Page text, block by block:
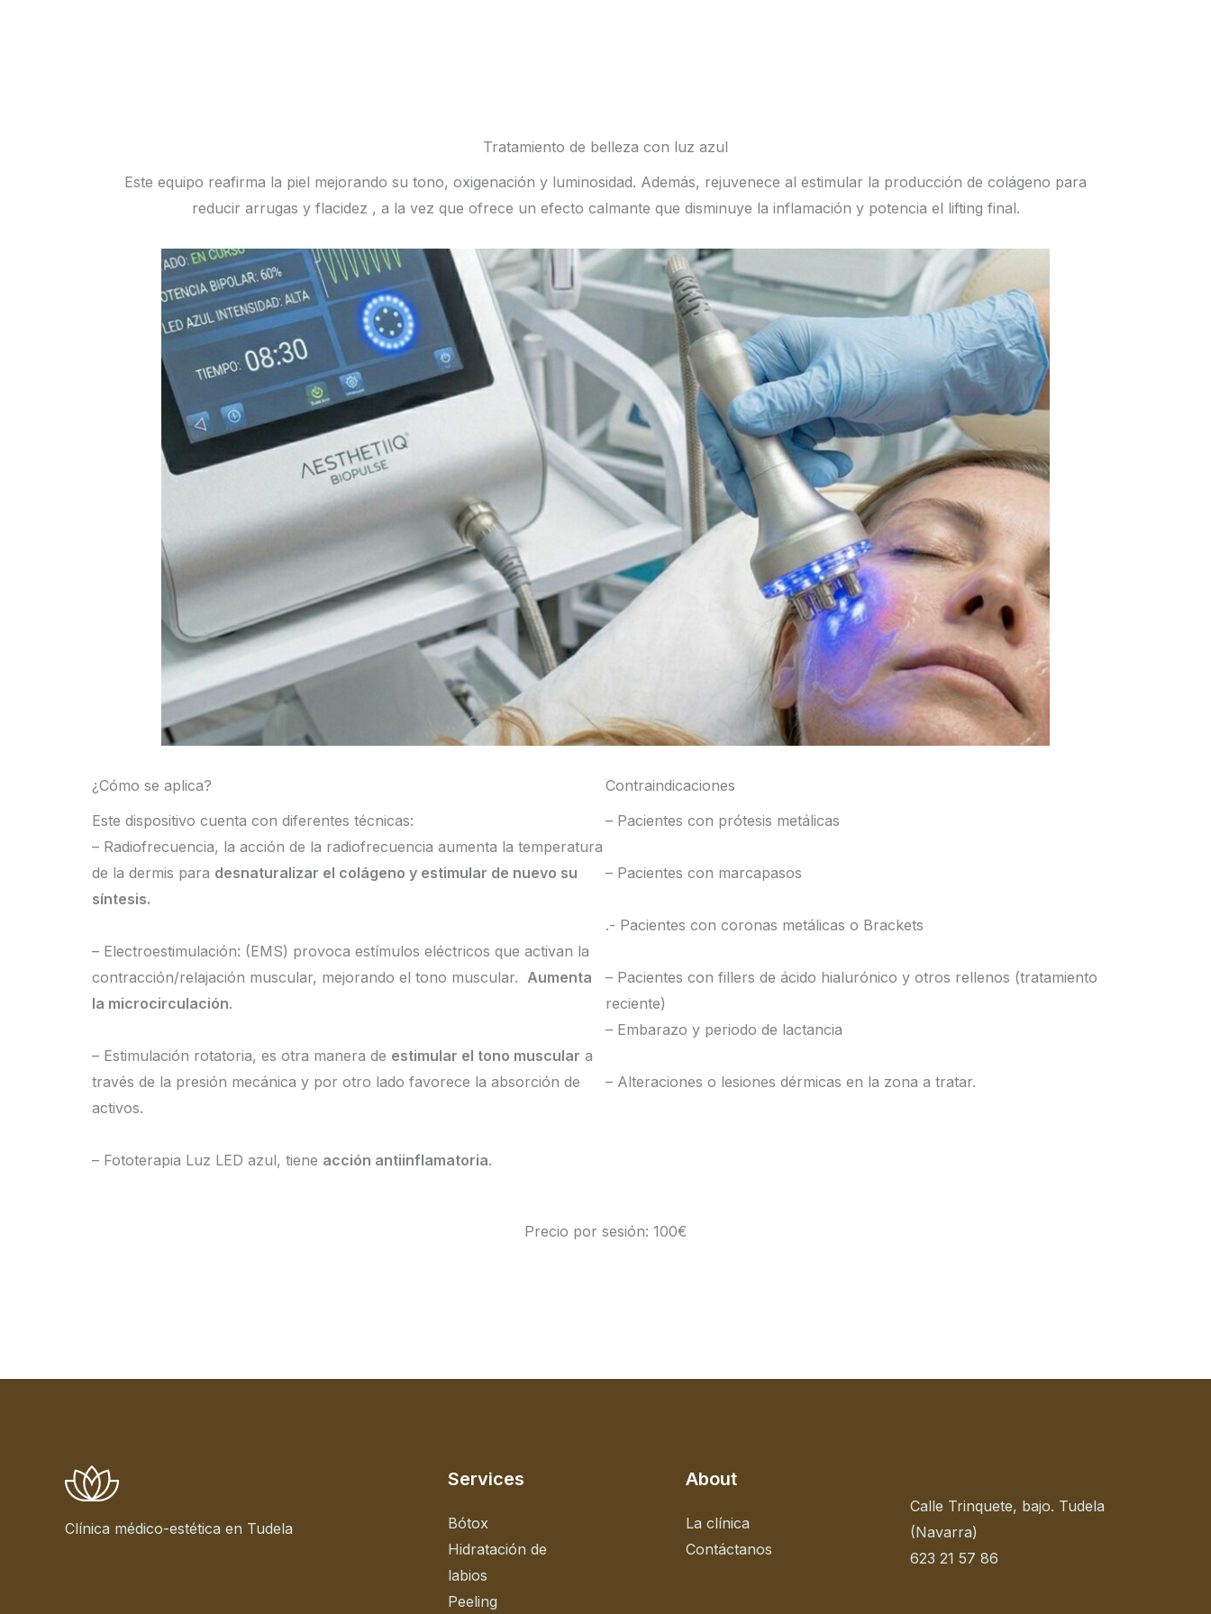
Tratamiento de belleza con luz azul
Este equipo reafirma la piel mejorando su tono, oxigenación y luminosidad. Además, rejuvenece al estimular la producción de colágeno para
reducir arrugas y flacidez , a la vez que ofrece un efecto calmante que disminuye la inflamación y potencia el lifting final.
¿Cómo se aplica?
Este dispositivo cuenta con diferentes técnicas:
– Radiofrecuencia, la acción de la radiofrecuencia aumenta la temperatura
de la dermis para desnaturalizar el colágeno y estimular de nuevo su
síntesis.
– Electroestimulación: (EMS) provoca estímulos eléctricos que activan la
contracción/relajación muscular, mejorando el tono muscular. Aumenta
la microcirculación.
– Estimulación rotatoria, es otra manera de estimular el tono muscular a
través de la presión mecánica y por otro lado favorece la absorción de
activos.
– Fototerapia Luz LED azul, tiene acción antiinflamatoria.
Contraindicaciones
– Pacientes con prótesis metálicas
– Pacientes con marcapasos
.- Pacientes con coronas metálicas o Brackets
– Pacientes con fillers de ácido hialurónico y otros rellenos (tratamiento
reciente)
– Embarazo y periodo de lactancia
– Alteraciones o lesiones dérmicas en la zona a tratar.
Precio por sesión: 100€
Clínica médico-estética en Tudela
Services
Bótox
Hidratación de
labios
Peeling
About
La clínica
Contáctanos
Calle Trinquete, bajo. Tudela
(Navarra)
623 21 57 86